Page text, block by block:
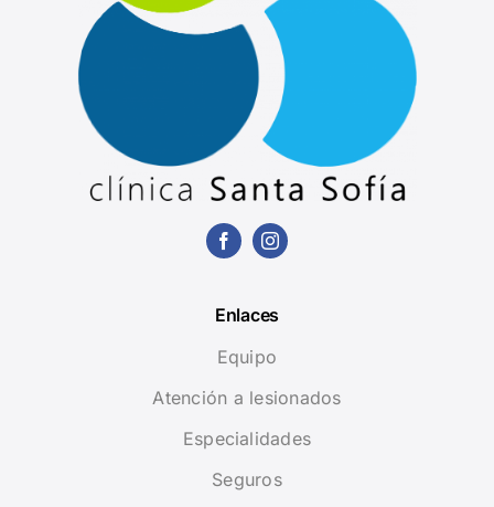
Enlaces
Equipo
Atención a lesionados
Especialidades
Seguros